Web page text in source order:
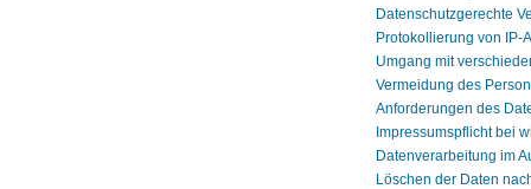
Datenschutzgerechte
Protokollierung von IP-
Umgang mit
Vermeidung des
Anforderungen des
Impressumspflicht bei
Datenverarbeitung im
Löschen der Daten